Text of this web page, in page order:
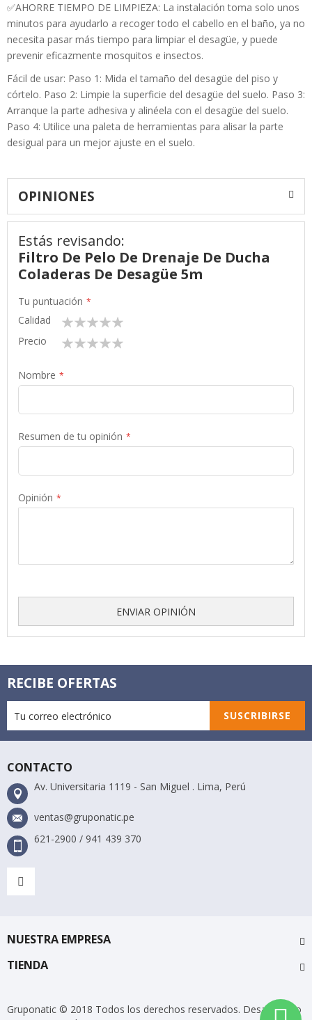
✅AHORRE TIEMPO DE LIMPIEZA: La instalación toma solo unos
minutos para ayudarlo a recoger todo el cabello en el baño, ya no
necesita pasar más tiempo para limpiar el desagüe, y puede
prevenir eficazmente mosquitos e insectos.
Fácil de usar: Paso 1: Mida el tamaño del desagüe del piso y
córtelo. Paso 2: Limpie la superficie del desagüe del suelo. Paso 3:
Arranque la parte adhesiva y alinéela con el desagüe del suelo.
Paso 4: Utilice una paleta de herramientas para alisar la parte
desigual para un mejor ajuste en el suelo.
OPINIONES
Estás revisando:
Filtro De Pelo De Drenaje De Ducha
Coladeras De Desagüe 5m
Tu puntuación
Calidad
1
star
2
stars
3
stars
4
stars
5
Precio
1 2 3 4 5
Nombre
Resumen de tu opinión
Opinión
ENVIAR OPINIÓN
RECIBE OFERTAS
SUSCRIBIRSE
CONTACTO
Av. Universitaria 1119 - San Miguel . Lima, Perú
ventas@gruponatic.pe
621-2900 / 941 439 370
NUESTRA EMPRESA
TIENDA
Gruponatic © 2018 Todos los derechos reservados. Desarrollado